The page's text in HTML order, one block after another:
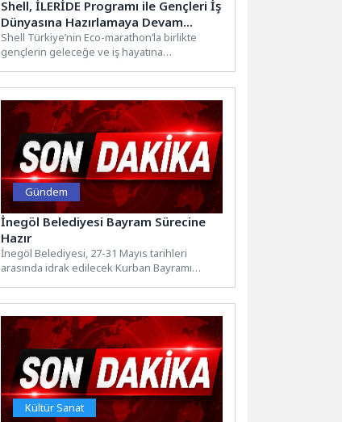
Shell, İLERİDE Programı ile Gençleri İş
Dünyasına Hazırlamaya Devam
Ediyor
Shell Türkiye’nin Eco-marathon’la birlikte
gençlerin geleceğe ve iş hayatına
Gündem
İnegöl Belediyesi Bayram Sürecine
Hazır
İnegöl Belediyesi, 27-31 Mayıs tarihleri
arasında idrak edilecek Kurban Bayramı
Kültür Sanat